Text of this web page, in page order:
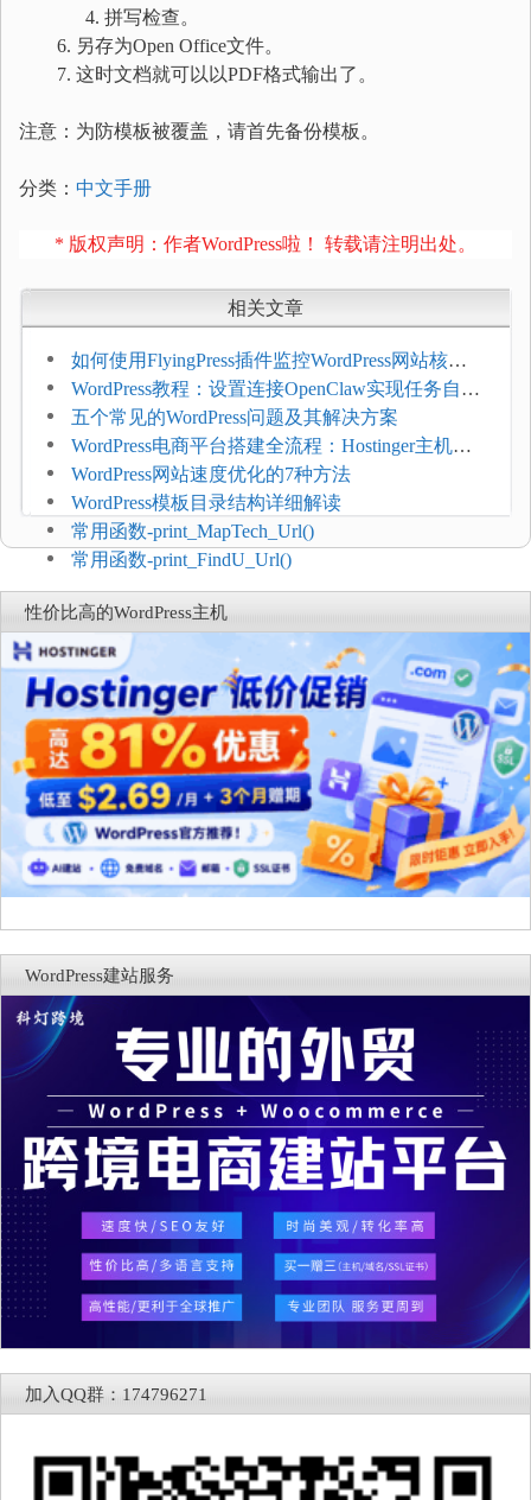
拼写检查。
另存为Open Office文件。
这时文档就可以以PDF格式输出了。
注意：为防模板被覆盖，请首先备份模板。
分类： 中文手册
* 版权声明：作者WordPress啦！ 转载请注明出处。
相关文章
如何使用FlyingPress插件监控WordPress网站核心
网页指标（CWV）
WordPress教程：设置连接OpenClaw实现任务自动
化
五个常见的WordPress问题及其解决方案
WordPress电商平台搭建全流程：Hostinger主机一
键部署
WordPress网站速度优化的7种方法
WordPress模板目录结构详细解读
常用函数-print_MapTech_Url()
常用函数-print_FindU_Url()
性价比高的WordPress主机
WordPress建站服务
加入QQ群：174796271